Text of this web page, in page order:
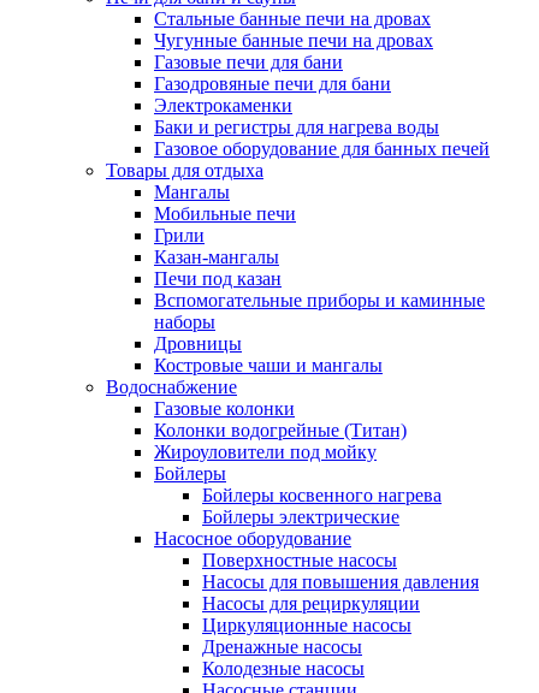
Стальные банные печи на дровах
Чугунные банные печи на дровах
Газовые печи для бани
Газодровяные печи для бани
Электрокаменки
Баки и регистры для нагрева воды
Газовое оборудование для банных печей
Товары для отдыха
Мангалы
Мобильные печи
Грили
Казан-мангалы
Печи под казан
Вспомогательные приборы и каминные
наборы
Дровницы
Костровые чаши и мангалы
Водоснабжение
Газовые колонки
Колонки водогрейные (Титан)
Жироуловители под мойку
Бойлеры
Бойлеры косвенного нагрева
Бойлеры электрические
Насосное оборудование
Поверхностные насосы
Насосы для повышения давления
Насосы для рециркуляции
Циркуляционные насосы
Дренажные насосы
Колодезные насосы